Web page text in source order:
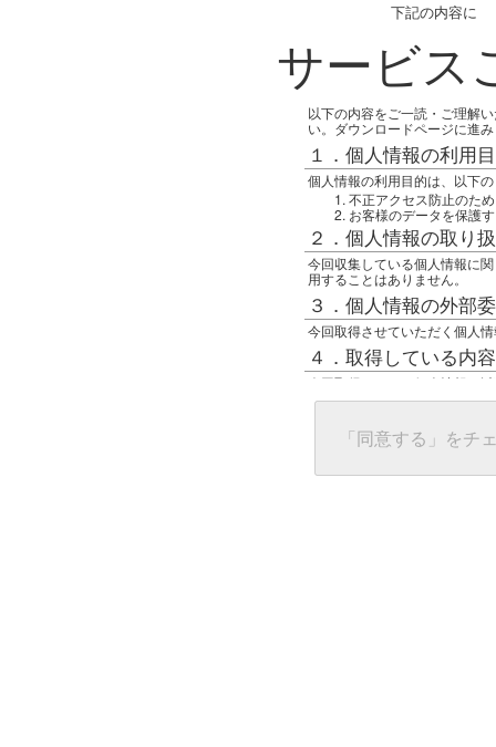
下記の内容に
サービス
以下の内容をご一読・ご理解
い。ダウンロードページに進
１．個人情報の利用
個人情報の利用目的は、以下
不正アクセス防止のため
お客様のデータを保護
２．個人情報の取り
今回収集している個人情報に
用することはありません。
３．個人情報の外部
今回取得させていただく個人
４．取得している内
今回取得している個人情報は
任意の名前
グローバルIPアドレス
接続ホスト情報
５．個人情報に関す
「同意する」をチ